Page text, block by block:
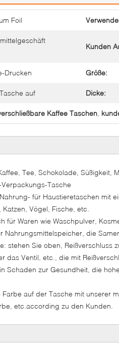
Foil
Kunden
Drucken Größe:
auf Dicke:
Kaffee Taschen
Tee, Schokolade, Süßigkeit,
Tasche
für Haustieretaschen mit
Vögel, Fische, etc.
für Waren wie Waschpulver,
Nahrungsmittelspeicher, die
stehen Sie oben, Reißverschluss
das Ventil, etc., die mit
Schaden zur Gesundheit, die
auf der Tasche mit unserer
etc.according zu den Kunden.